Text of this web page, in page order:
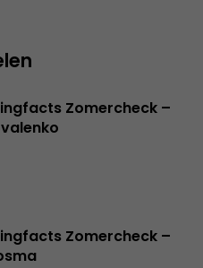
Zomercheck –
Zomercheck –